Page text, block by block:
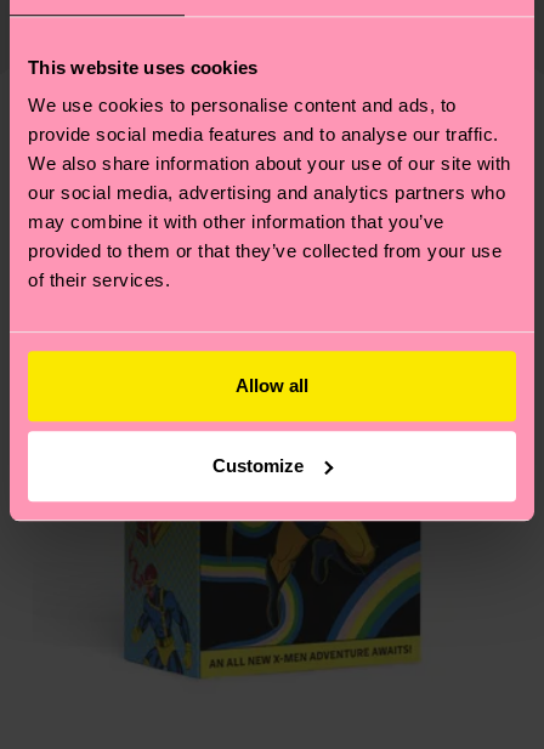
This website uses cookies
We use cookies to personalise content and ads, to
provide social media features and to analyse our traffic.
We also share information about your use of our site with
our social media, advertising and analytics partners who
may combine it with other information that you’ve
provided to them or that they’ve collected from your use
of their services.
Allow all
Customize
Weitere Informationen sowie Tipps und Tricks
findest du auf unsererNachhaltigkeitsseite.
findest duhier. Die Lieferzeit beginnt sobald
dass es sich hierbei um einen Richtwert handelt
und die genaue Lieferzeit von der lokalen Post in
deinem Land abhängt.
Du hast Fragen zu einer Retoure? In unserem
Hilfebereich im Artikel
Ähnliche muster
Special
Edition